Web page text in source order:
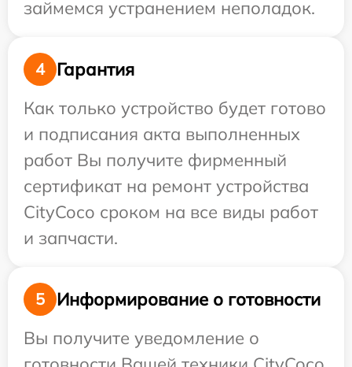
займемся устранением неполадок.
4
Гарантия
Как только устройство будет готово
и подписания акта выполненных
работ Вы получите фирменный
сертификат на ремонт устройства
CityCoco сроком на все виды работ
и запчасти.
5
Информирование о готовности
Вы получите уведомление о